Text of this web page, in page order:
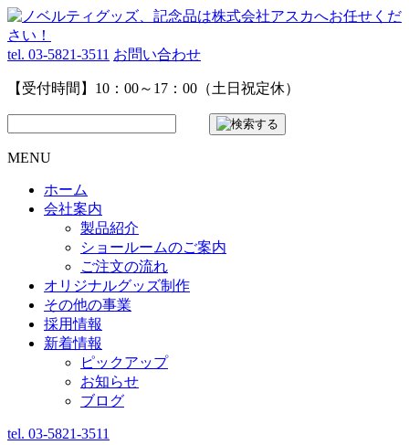
tel. 03-5821-3511 お問い合わせ
【受付時間】10：00～17：00（土日祝定休）
MENU
ホーム
会社案内
製品紹介
ショールームのご案内
ご注文の流れ
オリジナルグッズ制作
その他の事業
採用情報
新着情報
ピックアップ
お知らせ
ブログ
tel. 03-5821-3511